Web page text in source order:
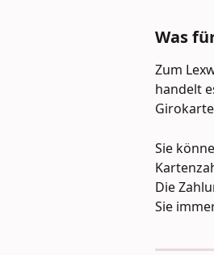
Was
Zum
handelt
Sie
Die
Sie